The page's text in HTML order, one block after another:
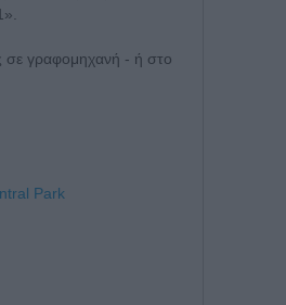
σε γραφομηχανή - ή στο
Park